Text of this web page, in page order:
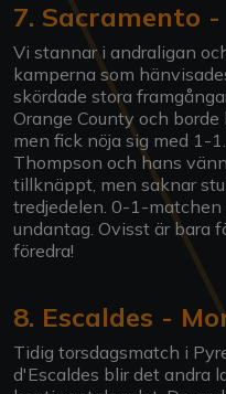
7. Sacramento
Vi stannar i andraligan
kamperna som
skördade stora
Orange County och
men fick nöja sig med 1-
Thompson och hans
tillknäppt, men saknar
tredjedelen. 0-1-
undantag. Ovisst är bara
föredra!
8. Escaldes -
Tidig torsdagsmatch i
d'Escaldes blir det andra